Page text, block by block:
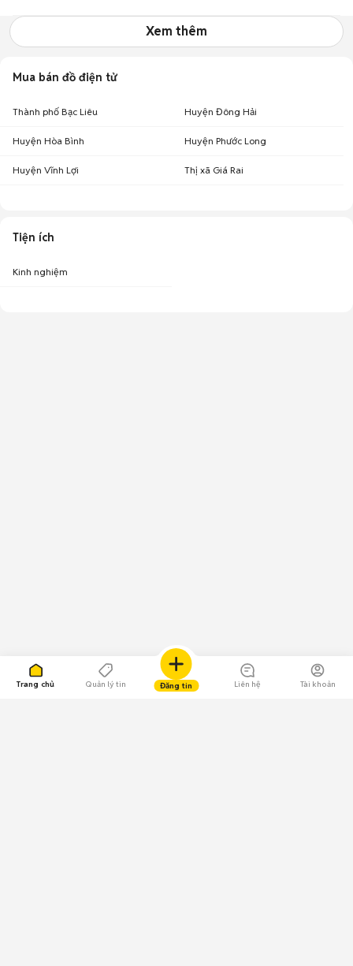
Trang chủ Quản lý tin Đăng tin Liên hệ Tài khoản
Xem thêm
Mua bán đồ điện tử
Thành phố Bạc Liêu Huyện Đông Hải
Huyện Hòa Bình Huyện Phước Long
Huyện Vĩnh Lợi Thị xã Giá Rai
Tiện ích
Kinh nghiệm